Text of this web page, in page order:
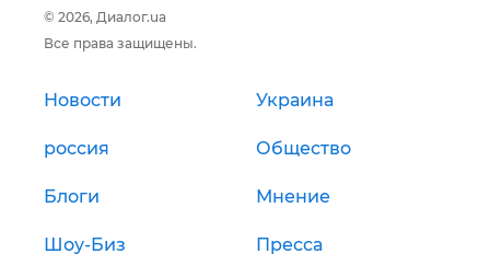
© 2026, Диалог.ua
Все права защищены.
Новости Украина
россия Общество
Блоги Мнение
Шоу-Биз Пресса